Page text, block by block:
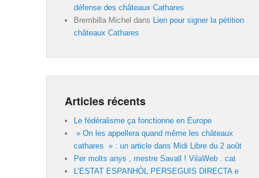
défense des châteaux Cathares
Brembilla Michel dans
Lien pour signer la pétition
châteaux Cathares
Articles récents
Le fédéralisme ça fonctionne en Europe
» On les appellera quand même les châteaux
cathares » : un article dans Midi Libre du 2 août
Per molts anys , mestre Savall ! VilaWeb . cat
L’ESTAT ESPANHÒL PERSEGUIS DIRECTA e